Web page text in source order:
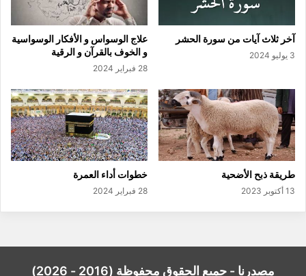
آخر ثلاث آيات من سورة الحشر
3 يوليو 2024
علاج الوسواس و الأفكار الوسواسية
و الخوف بالقرآن و الرقية
28 فبراير 2024
طريقة ذبح الأضحية
13 أكتوبر 2023
خطوات أداء العمرة
28 فبراير 2024
مصدرنا - جميع الحقوق محفوظة (2016 - 2026)